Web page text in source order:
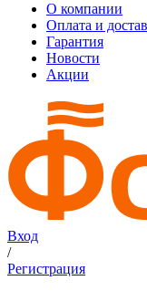
О компании
Оплата и
Гарантия
Новости
Акции
Вход
/
Регистрация